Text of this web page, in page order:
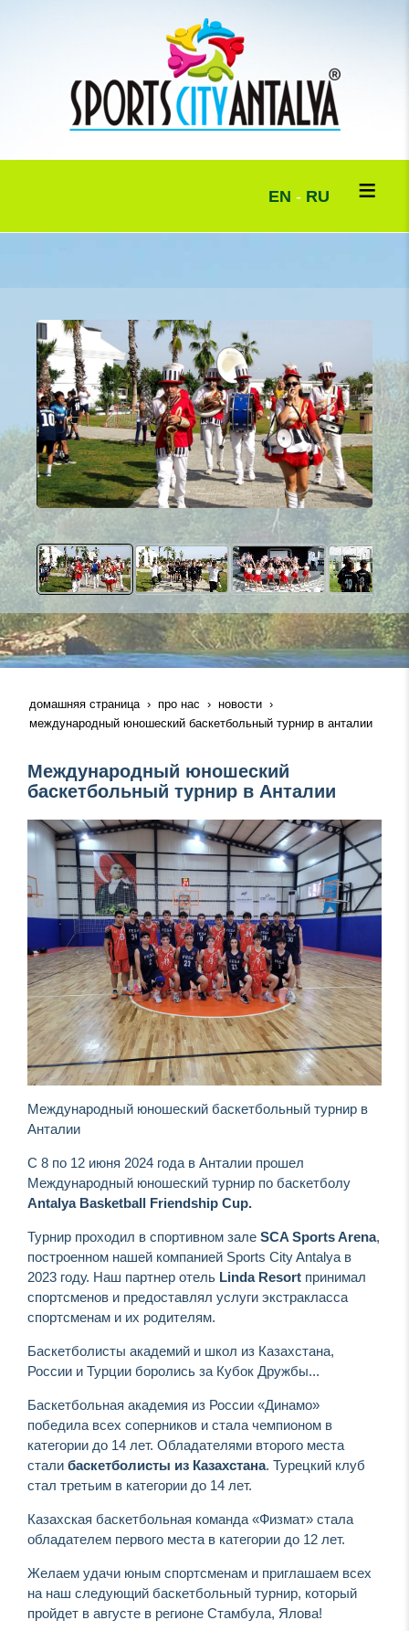
EN - RU
домашняя страница про нас
новости
международный юношеский баскетбольный турнир в анталии
Международный юношеский
баскетбольный турнир в Анталии
Международный юношеский баскетбольный турнир в
Анталии
С 8 по 12 июня 2024 года в Анталии прошел
Международный юношеский турнир по баскетболу
Antalya Basketball Friendship Cup.
Турнир проходил в спортивном зале SCA Sports Arena,
построенном нашей компанией Sports City Antalya в
2023 году. Наш партнер отель Linda Resort принимал
спортсменов и предоставлял услуги экстракласса
спортсменам и их родителям.
Баскетболисты академий и школ из Казахстана,
России и Турции боролись за Кубок Дружбы...
Баскетбольная академия из России «Динамо»
победила всех соперников и стала чемпионом в
категории до 14 лет. Обладателями второго места
стали баскетболисты из Казахстана. Турецкий клуб
стал третьим в категории до 14 лет.
Казахская баскетбольная команда «Физмат» стала
обладателем первого места в категории до 12 лет.
Желаем удачи юным спортсменам и приглашаем всех
на наш следующий баскетбольный турнир, который
пройдет в августе в регионе Стамбула, Ялова!